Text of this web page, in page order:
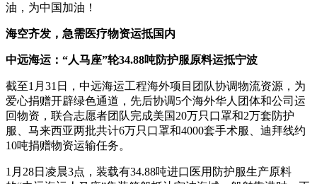
油，为中国加油！
海空齐发，急需医疗物资运抵国内
中远海运：“人马座”轮34.88吨防护服原料运抵宁波
截至1月31日，中远海运工程海外项目团队协调物流资源，为
爱心捐赠开辟绿色通道，先后协调5个海外华人团体和公司运
回物资，联合志愿者团队完成美国20万只口罩和2万套防护
服、马来西亚两批共计6万只口罩和4000套手术服、迪拜线约
10吨捐赠物资运输任务。
1月28日凌晨3点，装载有34.88吨进口医用防护服生产原料